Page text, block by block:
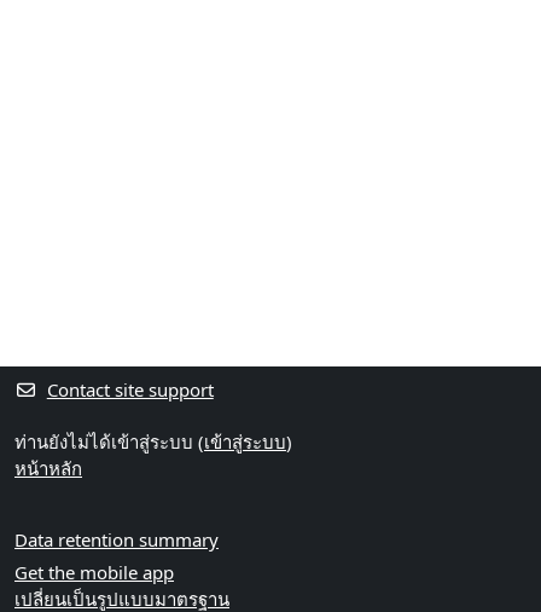
Contact site support
ท่านยังไม่ได้เข้าสู่ระบบ (เข้าสู่ระบบ)
หน้าหลัก
Data retention summary
Get the mobile app
เปลี่ยนเป็นรูปแบบมาตรฐาน